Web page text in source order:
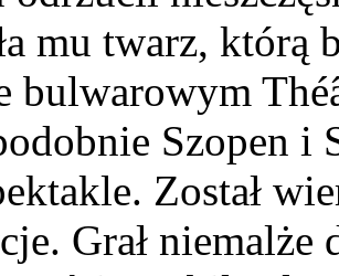
mu twarz, którą
bulwarowym
Szopen i
Został
Grał niemalże